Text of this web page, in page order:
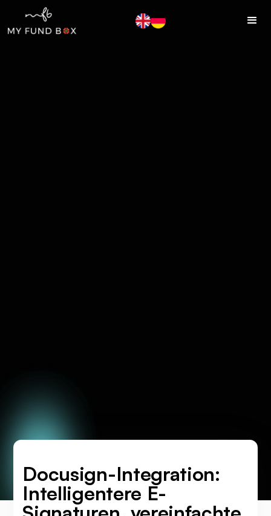
Docusign-Integration:
Intelligentere E-